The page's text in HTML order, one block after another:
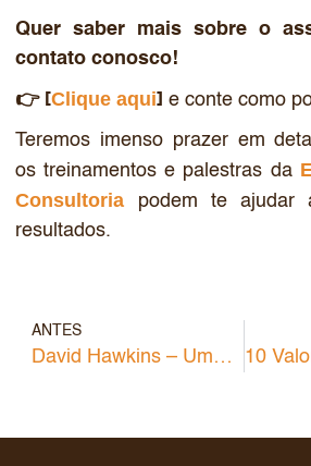
Quer saber mais sobre o
contato conosco!
👉 [Clique aqui]e conte como
Teremos imenso prazer em
os treinamentos e palestras da
Consultoria
podem te ajudar
resultados.
ANTES
David Hawkins – Uma vida dedicada a entender e mapear níveis de consciência, as transformações causadas pela energia vital e espiritualidade